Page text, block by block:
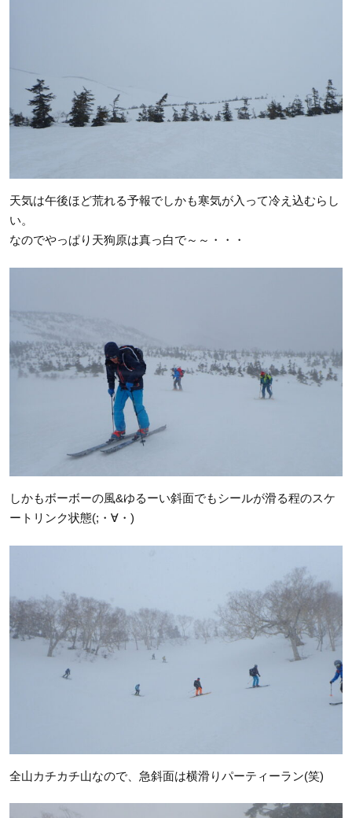
天気は午後ほど荒れる予報でしかも寒気が入って冷え込むらし
い。
なのでやっぱり天狗原は真っ白で～～・・・
しかもボーボーの風&ゆるーい斜面でもシールが滑る程のスケ
ートリンク状態(;・∀・)
全山カチカチ山なので、急斜面は横滑りパーティーラン(笑)